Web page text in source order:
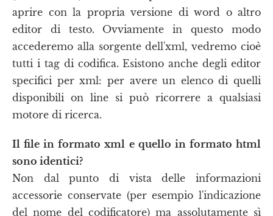
aprire con la propria versione di word o altro
editor di testo. Ovviamente in questo modo
accederemo alla sorgente dell'xml, vedremo cioè
tutti i tag di codifica. Esistono anche degli editor
specifici per xml: per avere un elenco di quelli
disponibili on line si può ricorrere a qualsiasi
motore di ricerca.
Il file in formato xml e quello in formato html
sono identici?
Non dal punto di vista delle informazioni
accessorie conservate (per esempio l'indicazione
del nome del codificatore) ma assolutamente sì